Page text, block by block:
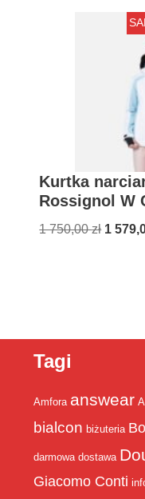
Kurtka
Rossignol W
1 750,00zł 1
Tagi
Amfora answear
bialcon biżuteria
darmowa dostawa
Giacomo Conti